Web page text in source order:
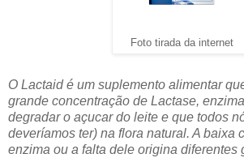
Foto tirada da internet
O Lactaid é um suplemento alimentar
grande concentração de Lactase,
degradar o açucar do leite e que todos
deveríamos ter) na flora natural. A baixa
enzima ou a falta dele origina diferentes